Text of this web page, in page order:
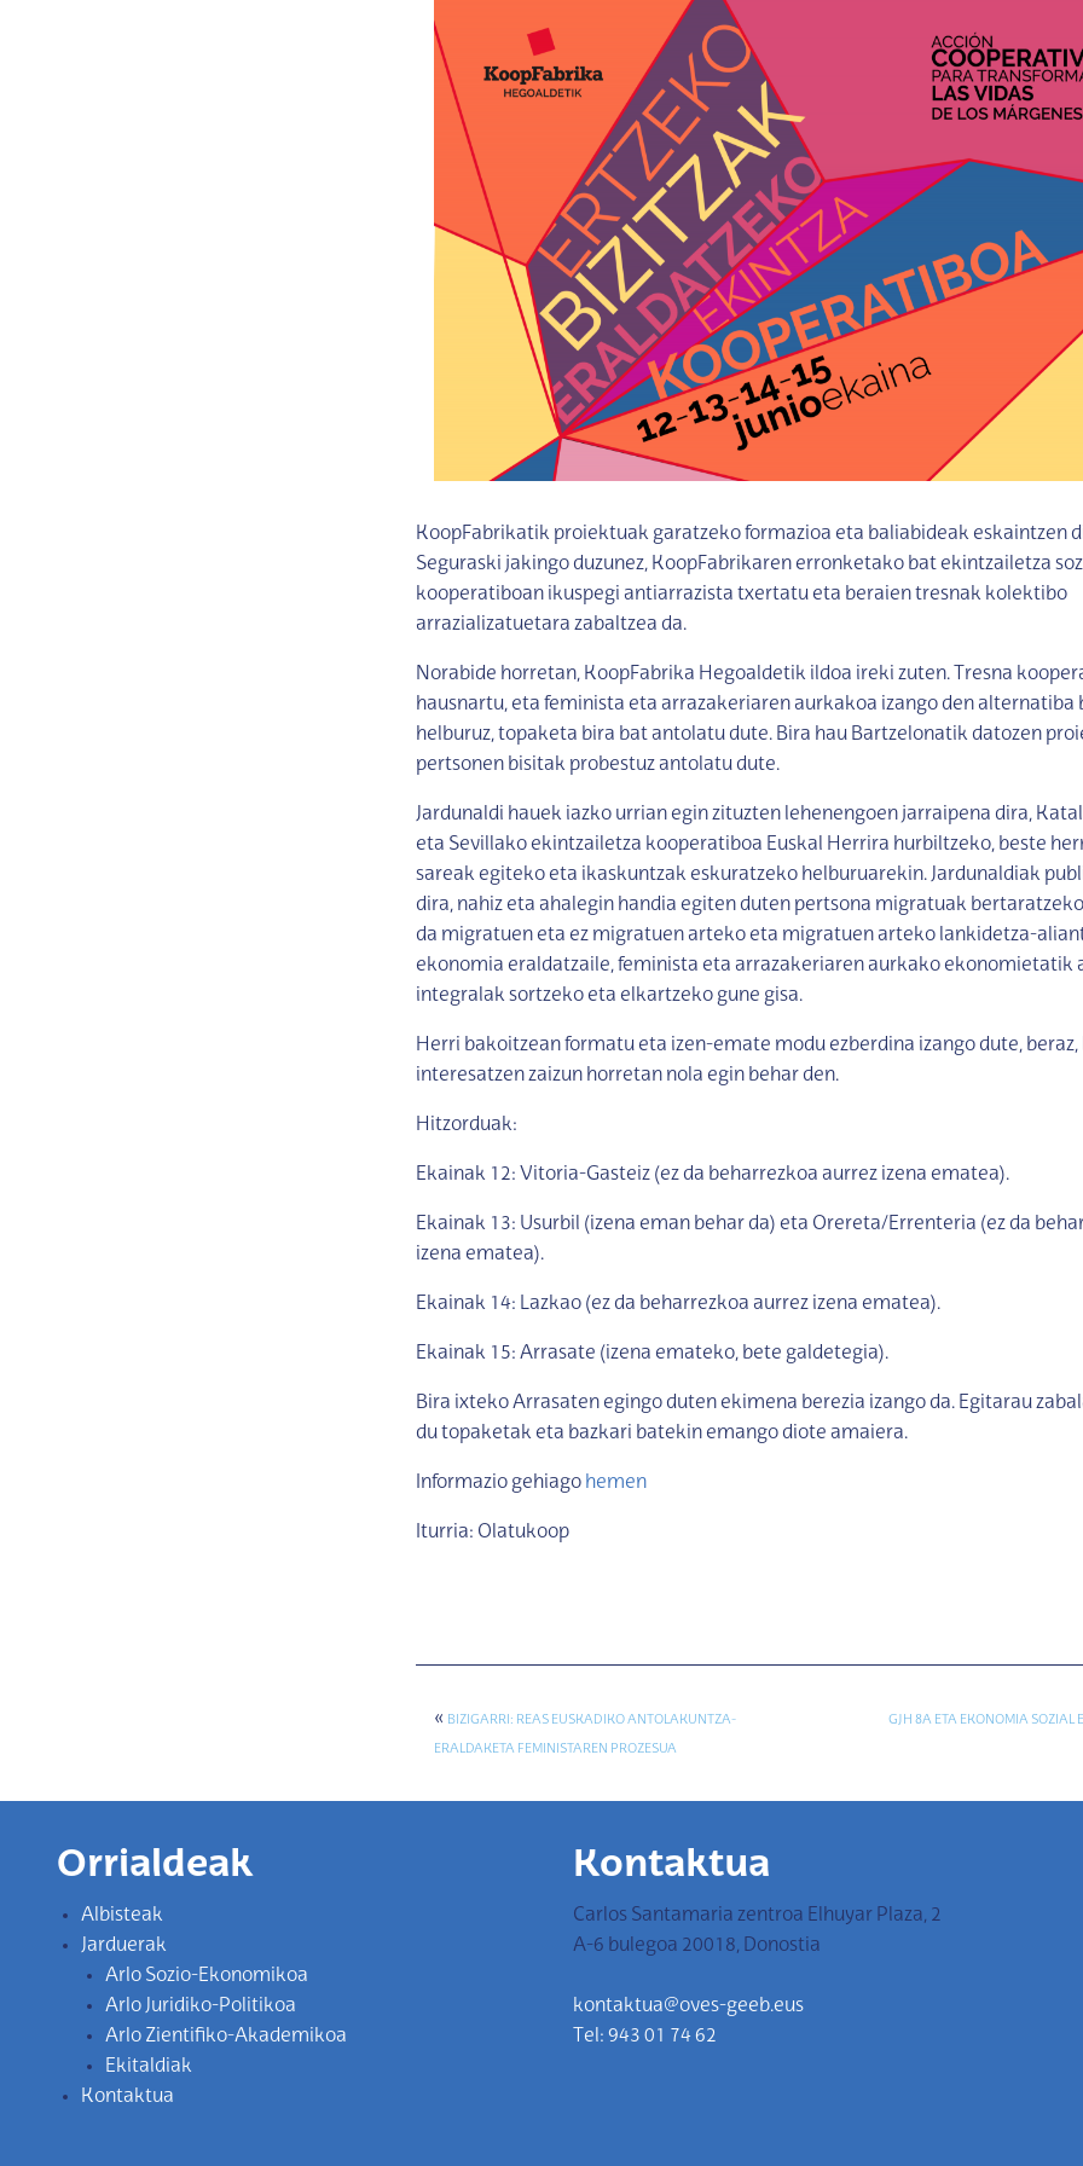
KoopFabrikatik proiektuak garatzeko formazioa eta baliabideak eskaintzen
Seguraski jakingo duzunez, KoopFabrikaren erronketako bat ekintzailetza
kooperatiboan ikuspegi antiarrazista txertatu eta beraien tresnak kolektibo
arrazializatuetara zabaltzea da.
Norabide horretan, KoopFabrika Hegoaldetik ildoa ireki zuten. Tresna
hausnartu, eta feminista eta arrazakeriaren aurkakoa izango den alternatiba
helburuz, topaketa bira bat antolatu dute. Bira hau Bartzelonatik datozen
pertsonen bisitak probestuz antolatu dute.
Jardunaldi hauek iazko urrian egin zituzten lehenengoen jarraipena dira,
eta Sevillako ekintzailetza kooperatiboa Euskal Herrira hurbiltzeko, beste
sareak egiteko eta ikaskuntzak eskuratzeko helburuarekin. Jardunaldiak
dira, nahiz eta ahalegin handia egiten duten pertsona migratuak
da migratuen eta ez migratuen arteko eta migratuen arteko lankidetza-
ekonomia eraldatzaile, feminista eta arrazakeriaren aurkako ekonomietatik
integralak sortzeko eta elkartzeko gune gisa.
Herri bakoitzean formatu eta izen-emate modu ezberdina izango dute,
interesatzen zaizun horretan nola egin behar den.
Hitzorduak:
Ekainak 12: Vitoria-Gasteiz (ez da beharrezkoa aurrez izena ematea).
Ekainak 13: Usurbil (izena eman behar da) eta Orereta/Errenteria (ez da
izena ematea).
Ekainak 14: Lazkao (ez da beharrezkoa aurrez izena ematea).
Ekainak 15: Arrasate (izena emateko, bete galdetegia).
Bira ixteko Arrasaten egingo duten ekimena berezia izango da. Egitarau
du topaketak eta bazkari batekin emango diote amaiera.
Informazio gehiago hemen
Iturria: Olatukoop
« BIZIGARRI: REAS EUSKADIKO ANTOLAKUNTZA-
ERALDAKETA FEMINISTAREN PROZESUA
GJH 8A ETA EKONOMIA SOZIAL
Orrialdeak
Albisteak
Jarduerak
Arlo Sozio-Ekonomikoa
Arlo Juridiko-Politikoa
Arlo Zientifiko-Akademikoa
Ekitaldiak
Kontaktua
Kontaktua
Carlos Santamaria zentroa Elhuyar Plaza, 2
A-6 bulegoa 20018, Donostia
kontaktua@oves-geeb.eus
Tel: 943 01 74 62